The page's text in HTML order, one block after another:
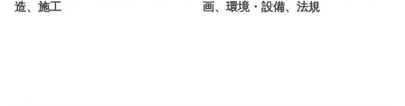
造、施工
画、環境・設備、法規